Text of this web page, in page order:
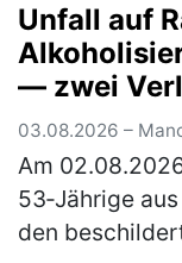
Unfall auf
— zwei
03.08.2026 –
Am
53‑Jährige
den